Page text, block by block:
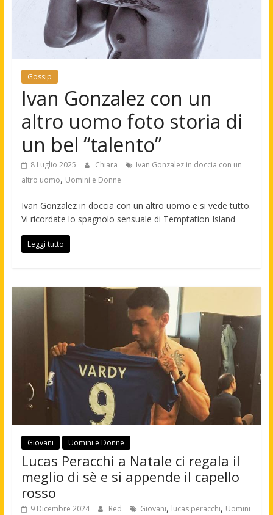
Gossip
Ivan Gonzalez con un
altro uomo foto storia di
un bel “talento”
8 Luglio 2025 Chiara
Ivan Gonzalez in doccia con un
altro uomo, Uomini e Donne
Ivan Gonzalez in doccia con un altro uomo e si vede tutto.
Vi ricordate lo spagnolo sensuale di Temptation Island
Leggi tutto
Giovani Uomini e Donne
Lucas Peracchi a Natale ci regala il
meglio di sè e si appende il capello
rosso
9 Dicembre 2024 Red Giovani, lucas peracchi, Uomini